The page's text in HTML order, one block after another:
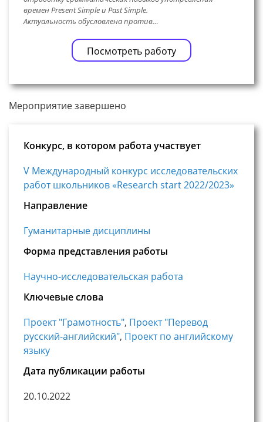
времен Present Simple и Past Simple.
Актуальность обусловлена против…
Посмотреть работу
Мероприятие завершено
Конкурс, в котором работа участвует
V Международный конкурс исследовательских
работ школьников «Research start 2022/2023»
Направление
Гуманитарные дисциплины
Форма представления работы
Научно-исследовательская работа
Ключевые слова
Проект "Грамотность", Проект "Перевод
русский-английский", Проект по английскому
языку
Дата публикации работы
20.10.2022